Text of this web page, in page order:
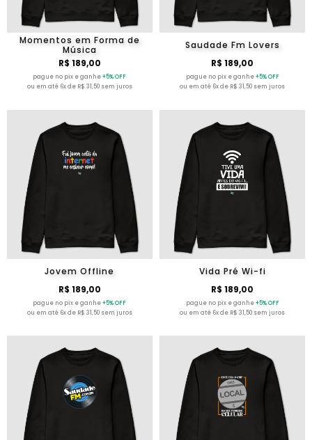
Momentos em Forma de
Música
R$ 189,00
pague no pix e ganhe+5% OFF
ou em até 6x de R$ 31,50 sem juros
Saudade Fm Lovers
R$ 189,00
pague no pix e ganhe+5% OFF
ou em até 6x de R$ 31,50 sem juros
Jovem Offline
R$ 189,00
pague no pix e ganhe+5% OFF
ou em até 6x de R$ 31,50 sem juros
Vida Pré Wi-fi
R$ 189,00
pague no pix e ganhe+5% OFF
ou em até 6x de R$ 31,50 sem juros